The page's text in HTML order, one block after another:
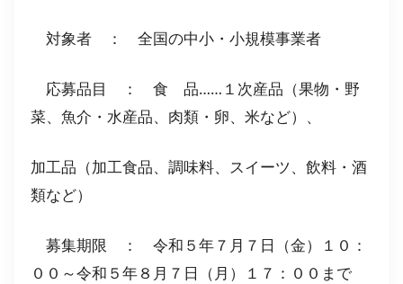
対象者 ： 全国の中小・小規模事業者
応募品目 ： 食 品……１次産品（果物・野
菜、魚介・水産品、肉類・卵、米など）、
加工品（加工食品、調味料、スイーツ、飲料・酒
類など）
募集期限 ： 令和５年７月７日（金）１０：
００～令和５年８月７日（月）１７：００まで